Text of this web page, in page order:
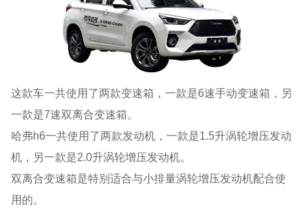
这款车一共使用了两款变速箱，一款是6速手动变速箱，另
一款是7速双离合变速箱。
哈弗h6一共使用了两款发动机，一款是1.5升涡轮增压发动
机，另一款是2.0升涡轮增压发动机。
双离合变速箱是特别适合与小排量涡轮增压发动机配合使
用的。